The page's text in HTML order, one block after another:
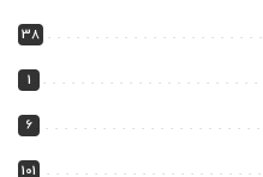
38
1
6
101